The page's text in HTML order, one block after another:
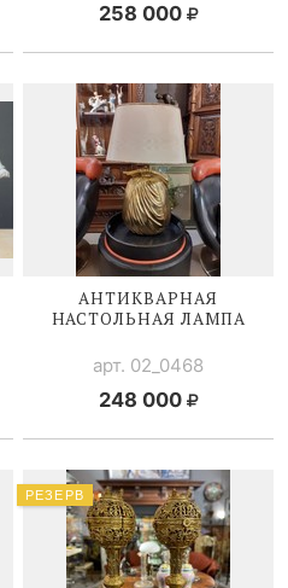
258 000
АНТИКВАРНАЯ
НАСТОЛЬНАЯ ЛАМПА
арт. 02_0468
248 000
РЕЗЕРВ